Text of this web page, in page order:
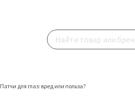
Патчи для глаз: вред или польза?